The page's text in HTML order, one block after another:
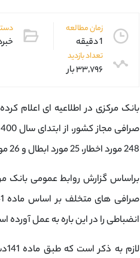
زمان مطالعه
1 دقیقه
تعداد بازدید
۳۳,۷۹۶ بار
بانک مرکزی در اطلاعیه ای اعلام
248 مورد اخطار، 25 مورد ابطال و 26 مورد تعلیق مجوز برای صرافی های متخلف شده است.
براساس گزارش روابط عمومی بانک
انضباطی را در این باره به عمل آورده